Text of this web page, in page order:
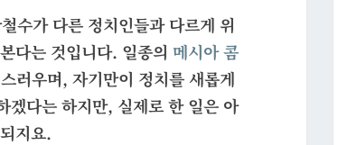
수가 다른 정치인들과 다르게 위
다는 것입니다. 일종의 메시아 콤
러우며, 자기만이 정치를 새롭게
겠다는 하지만, 실제로 한 일은 아
지요.